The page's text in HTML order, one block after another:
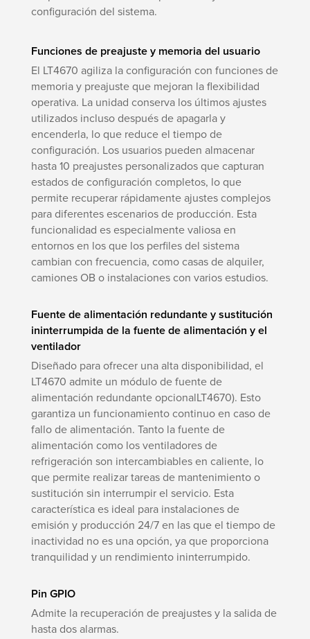
configuración del sistema.
Funciones de preajuste y memoria del usuario
El LT4670 agiliza la configuración con funciones de
memoria y preajuste que mejoran la flexibilidad
operativa. La unidad conserva los últimos ajustes
utilizados incluso después de apagarla y
encenderla, lo que reduce el tiempo de
configuración. Los usuarios pueden almacenar
hasta 10 preajustes personalizados que capturan
estados de configuración completos, lo que
permite recuperar rápidamente ajustes complejos
para diferentes escenarios de producción. Esta
funcionalidad es especialmente valiosa en
entornos en los que los perfiles del sistema
cambian con frecuencia, como casas de alquiler,
camiones OB o instalaciones con varios estudios.
Fuente de alimentación redundante y sustitución
ininterrumpida de la fuente de alimentación y el
ventilador
Diseñado para ofrecer una alta disponibilidad, el
LT4670 admite un módulo de fuente de
alimentación redundante opcionalLT4670). Esto
garantiza un funcionamiento continuo en caso de
fallo de alimentación. Tanto la fuente de
alimentación como los ventiladores de
refrigeración son intercambiables en caliente, lo
que permite realizar tareas de mantenimiento o
sustitución sin interrumpir el servicio. Esta
característica es ideal para instalaciones de
emisión y producción 24/7 en las que el tiempo de
inactividad no es una opción, ya que proporciona
tranquilidad y un rendimiento ininterrumpido.
Pin GPIO
Admite la recuperación de preajustes y la salida de
hasta dos alarmas.